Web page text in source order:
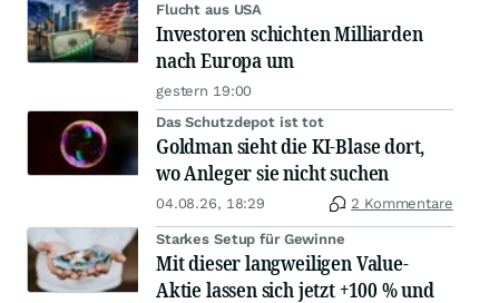
Flucht aus USA
Investoren schichten Milliarden
nach Europa um
gestern 19:00
Das Schutzdepot ist tot
Goldman sieht die KI-Blase dort,
wo Anleger sie nicht suchen
04.08.26, 18:29 2 Kommentare
Starkes Setup für Gewinne
Mit dieser langweiligen Value-
Aktie lassen sich jetzt +100 % und